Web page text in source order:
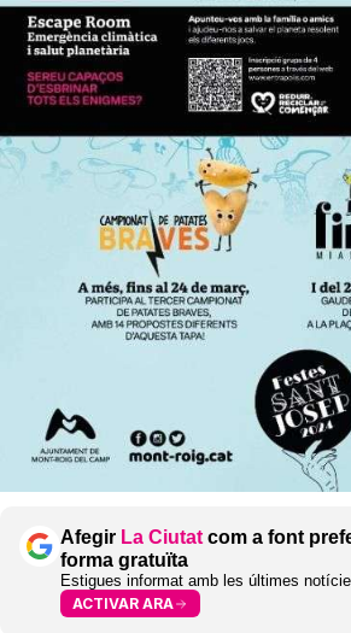
Afegir La Ciutat com a font
forma gratuïta
Estigues informat amb les últimes
ACTIVAR ARA